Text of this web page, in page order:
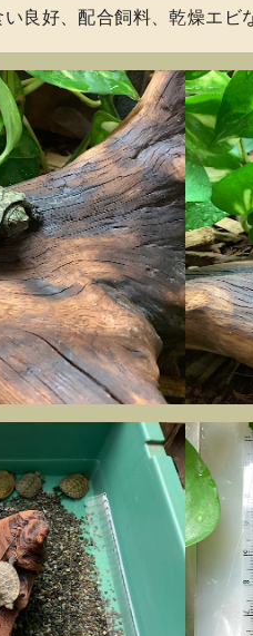
良好、配合飼料、乾燥エビ